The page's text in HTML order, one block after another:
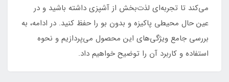
می‌کند تا تجربه‌ای لذت‌بخش از آشپزی داشته باشید و در
عین حال محیطی پاکیزه و بدون بو را حفظ کنید. در ادامه، به
بررسی جامع ویژگی‌های این محصول می‌پردازیم و نحوه
استفاده و کاربرد آن را توضیح خواهیم داد.